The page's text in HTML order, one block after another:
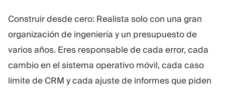
Construir desde cero: Realista solo con una gran
organización de ingeniería y un presupuesto de
varios años. Eres responsable de cada error, cada
cambio en el sistema operativo móvil, cada caso
límite de CRM y cada ajuste de informes que piden